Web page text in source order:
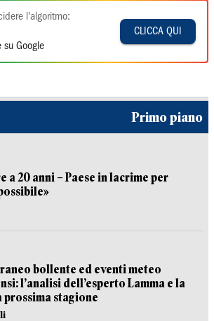
l'algoritmo:
su Google
CLICCA QUI
Primo piano
a 20 anni – Paese in lacrime per
bollente ed eventi meteo
l’analisi dell’esperto Lamma e la
prossima stagione